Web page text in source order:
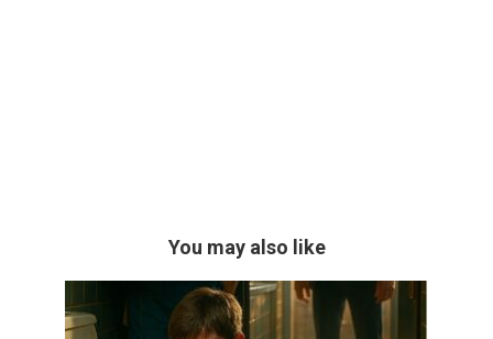
You may also like